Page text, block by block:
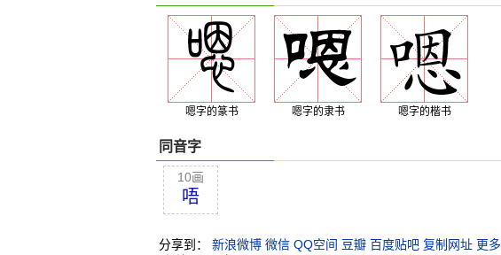
嗯字的篆书 嗯字的隶书 嗯字的楷书
同音字
10画
唔
分享到： 新浪微博 微信 QQ空间 豆瓣 百度贴吧 复制网址 更多